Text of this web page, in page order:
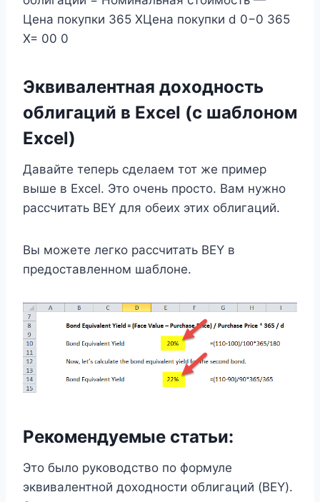
Цена покупки 365 XЦена покупки d 0−0 365
X= 00 0
Эквивалентная доходность
облигаций в Excel (с шаблоном
Excel)
Давайте теперь сделаем тот же пример
выше в Excel. Это очень просто. Вам нужно
рассчитать BEY для обеих этих облигаций.
Вы можете легко рассчитать BEY в
предоставленном шаблоне.
Рекомендуемые статьи:
Это было руководство по формуле
эквивалентной доходности облигаций (BEY).